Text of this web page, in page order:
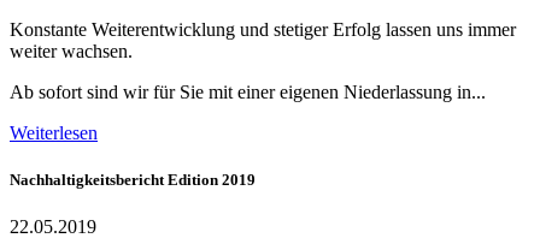
Konstante Weiterentwicklung und stetiger Erfolg lassen uns immer
weiter wachsen.
Ab sofort sind wir für Sie mit einer eigenen Niederlassung in...
Weiterlesen
Nachhaltigkeitsbericht Edition 2019
22.05.2019